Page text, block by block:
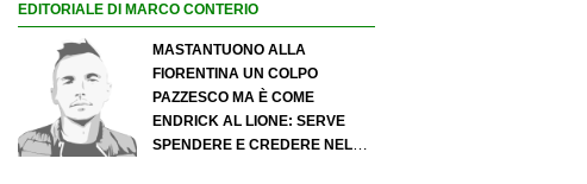
EDITORIALE DI MARCO CONTERIO
MASTANTUONO ALLA
FIORENTINA UN COLPO
PAZZESCO MA È COME
ENDRICK AL LIONE: SERVE
SPENDERE E CREDERE NELLO